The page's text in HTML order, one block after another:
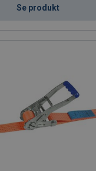
Se produkt